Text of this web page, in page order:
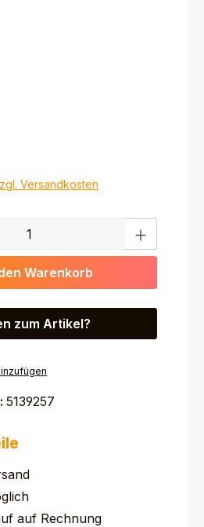
Versandkosten
Gib den gewünschten Wert ein
Warenkorb
zum Artikel?
5139257
auf Rechnung